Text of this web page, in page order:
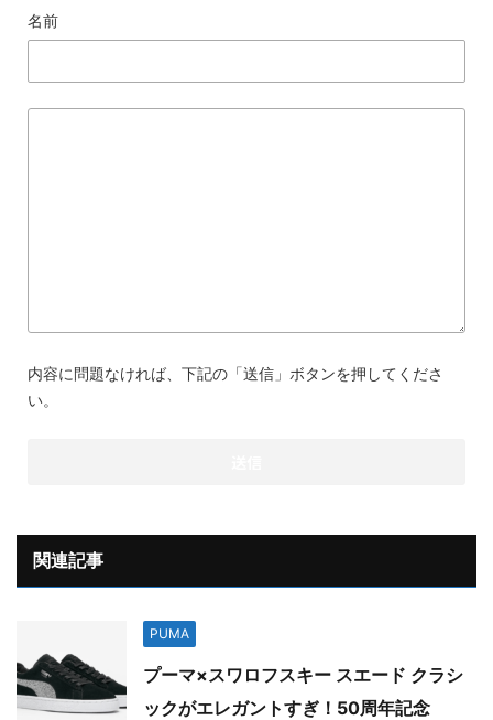
名前
内容に問題なければ、下記の「送信」ボタンを押してくださ
い。
関連記事
PUMA
プーマ×スワロフスキー スエード クラシ
ックがエレガントすぎ！50周年記念